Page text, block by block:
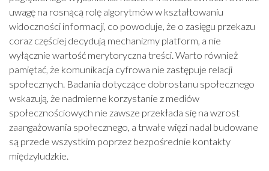
uwagę na rosnącą rolę algorytmów w kształtowaniu
widoczności informacji, co powoduje, że o zasięgu przekazu
coraz częściej decydują mechanizmy platform, a nie
wyłącznie wartość merytoryczna treści. Warto również
pamiętać, że komunikacja cyfrowa nie zastępuje relacji
społecznych. Badania dotyczące dobrostanu społecznego
wskazują, że nadmierne korzystanie z mediów
społecznościowych nie zawsze przekłada się na wzrost
zaangażowania społecznego, a trwałe więzi nadal budowane
są przede wszystkim poprzez bezpośrednie kontakty
międzyludzkie.